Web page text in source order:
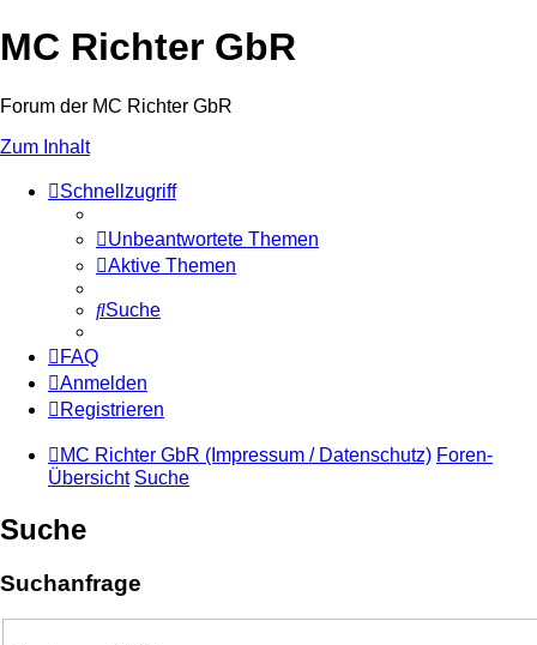
MC Richter GbR
Forum der MC Richter GbR
Zum Inhalt
Schnellzugriff
Unbeantwortete Themen
Aktive Themen
Suche
FAQ
Anmelden
Registrieren
MC Richter GbR (Impressum / Datenschutz) Foren-
Übersicht Suche
Suche
Suchanfrage